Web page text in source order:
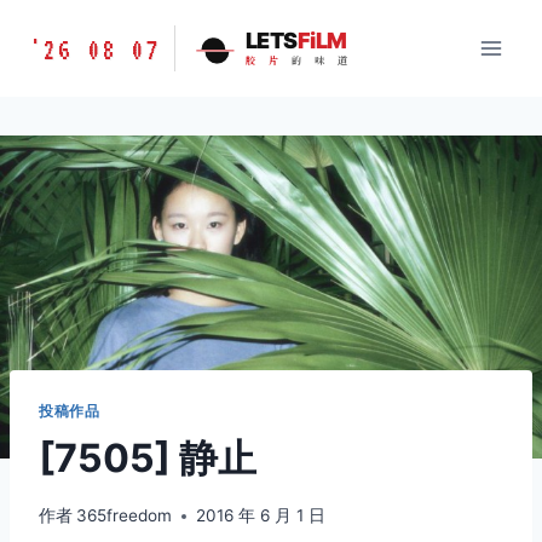
胶
味
道
LETSFILM
'26 08 07 LETSFiLM
胶 片 的 味 道
投稿作品
[7505] 静止
作者 365freedom 2016 年 6 月 1 日